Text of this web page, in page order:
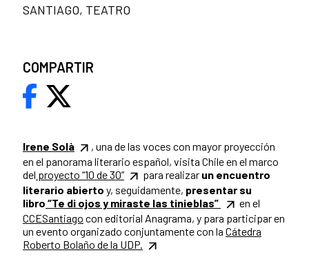
Irene Solà
, una de las voces con mayor proyección
en el panorama literario español, visita Chile en el marco
del proyecto “10 de 30” para realizar un encuentro
literario abierto y, seguidamente, presentar su
libro “Te di ojos y miraste las tinieblas”
en el
CCESantiago con editorial Anagrama, y para participar en
un evento organizado conjuntamente con la Cátedra
Roberto Bolaño de la UDP.
SANTIAGO, TEATRO
COMPARTIR